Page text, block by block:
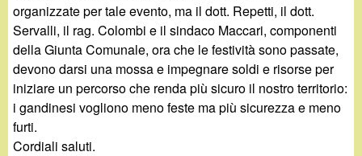
organizzate per tale evento, ma il dott. Repetti, il dott.
Servalli, il rag. Colombi e il sindaco Maccari, componenti
della Giunta Comunale, ora che le festività sono passate,
devono darsi una mossa e impegnare soldi e risorse per
iniziare un percorso che renda più sicuro il nostro territorio:
i gandinesi vogliono meno feste ma più sicurezza e meno
furti.
Cordiali saluti.